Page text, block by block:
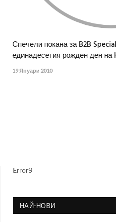
Спечели покана за B2B
единадесетия рожден ден на
19 Януари 2010
Error9
НАЙ-НОВИ